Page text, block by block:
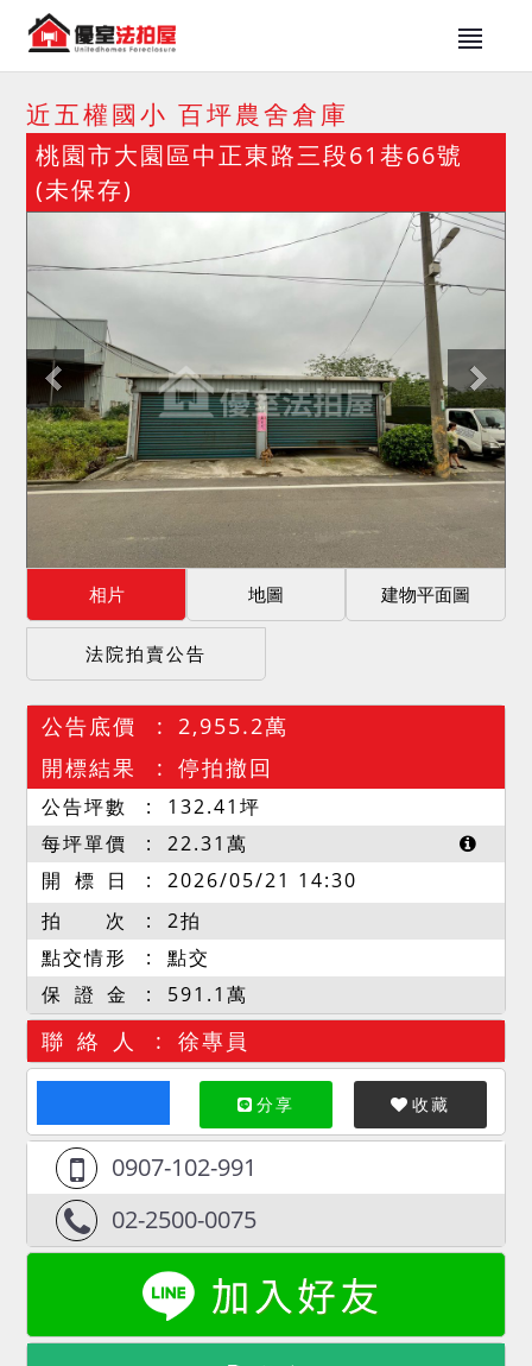
近五權國小 百坪農舍倉庫
桃園市大園區中正東路三段61巷66號
(未保存)
相片 地圖 建物平面圖
法院拍賣公告
公告底價
2,955.2萬
開標結果
停拍撤回
公告坪數 132.41坪
每坪單價
22.31萬
開 標 日
2026/05/21 14:30
拍 次
2拍
點交情形
點交
保 證 金
591.1萬
聯 絡 人 徐專員
分享 收藏
0907-102-991
02-2500-0075